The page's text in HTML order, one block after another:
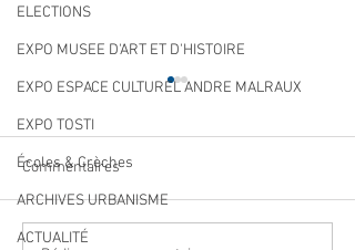
ELECTIONS
EXPO MUSEE D'ART ET D'HISTOIRE
EXPO ESPACE CULTUREL ANDRE MALRAUX
EXPO TOSTI
Écoles & Crèches
ARCHIVES URBANISME
ACTUALITÉ
Commentaires